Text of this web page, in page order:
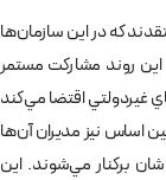
كه در اين سازمان‌ها
اين روند مشاركت مستمر
غيردولتي اقتضا مي‌كند
اساس نيز مديران آن‌ها
بركنار مي‌شوند. اين